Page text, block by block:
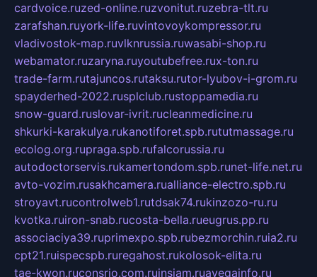
cardvoice.ruzed-online.ruzvonitut.ruzebra-tlt.ru
zarafshan.ruyork-life.ruvintovoykompressor.ru
vladivostok-map.ruvlknrussia.ruwasabi-shop.ru
webamator.ruzaryna.ruyoutubefree.rux-ton.ru
trade-farm.rutajuncos.rutaksu.rutor-lyubov-i-grom.ru
spayderhed-2022.rusplclub.rustoppamedia.ru
snow-guard.ruslovar-ivrit.rucleanmedicine.ru
shkurki-karakulya.rukanotiforet.spb.rututmassage.ru
ecolog.org.rupraga.spb.rufalcorussia.ru
autodoctorservis.rukamertondom.spb.runet-life.net.ru
avto-vozim.rusakhcamera.rualliance-electro.spb.ru
stroyavt.rucontrolweb1.rutdsak74.rukinzozo-ru.ru
kvotka.ruiron-snab.rucosta-bella.rueugrus.pp.ru
associaciya39.ruprimexpo.spb.rubezmorchin.ruia2.ru
cpt21.ruispecspb.ruregahost.rukolosok-elita.ru
tae-kwon.ruconsrio.com.ruinsiam.ruavegainfo.ru